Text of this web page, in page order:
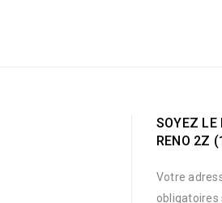
SOYEZ LE
RENO 2Z
Votre
obligatoires